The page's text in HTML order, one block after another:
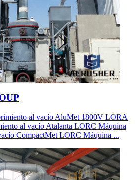
al vacío AluMet 1800V LORA
al vacío Atalanta LORC Máquina
CompactMet LORC Máquina ...